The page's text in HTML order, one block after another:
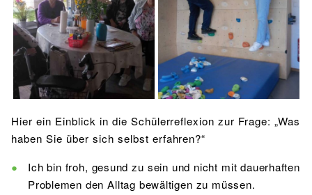
Hier ein Einblick in die Schülerreflexion zur Frage: „Was
haben Sie über sich selbst erfahren?“
Ich bin froh, gesund zu sein und nicht mit dauerhaften
Problemen den Alltag bewältigen zu müssen.